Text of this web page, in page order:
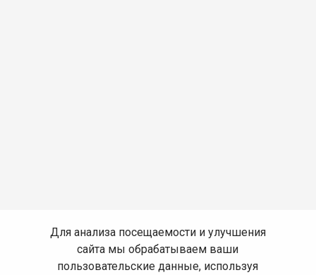
Для анализа посещаемости и улучшения
сайта мы обрабатываем ваши
пользовательские данные, используя